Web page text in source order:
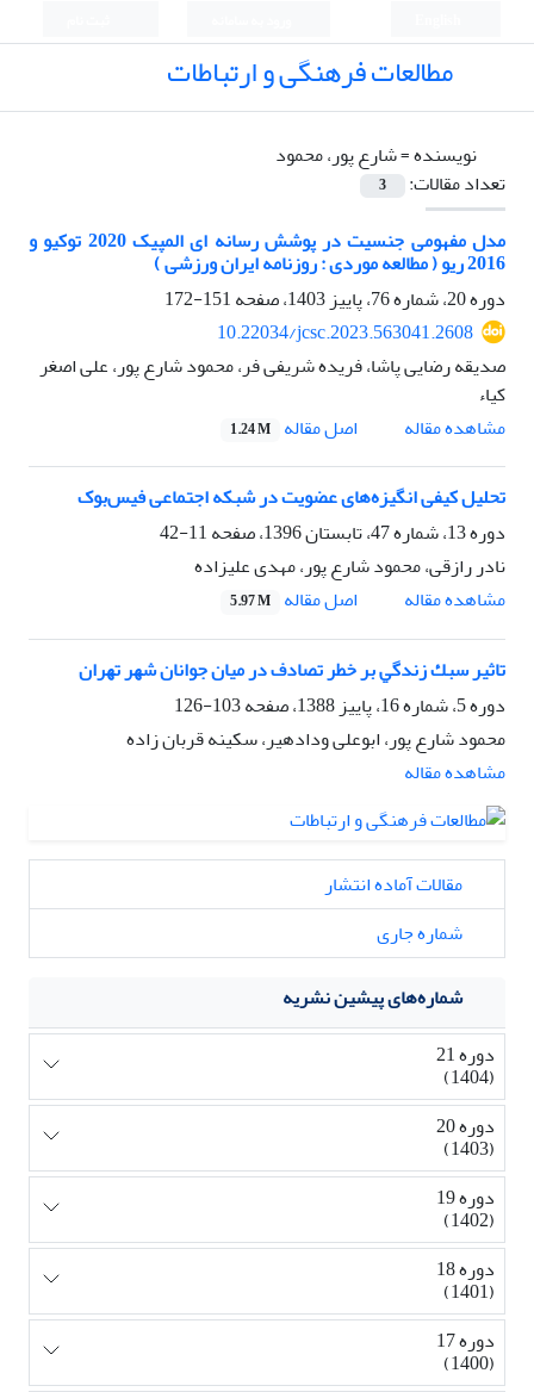
مطالعات فرهنگی و ارتباطات
نویسنده =شارع پور، محمود
تعداد مقالات:
3
مدل مفهومی جنسیت در پوشش رسانه ای المپیک 2020 توکیو و
2016 ریو ( مطالعه موردی : روزنامه ایران ورزشی )
دوره 20، شماره 76، پاییز 1403، صفحه
151-172
10.22034/jcsc.2023.563041.2608
صدیقه رضایی پاشا، فریده شریفی فر، محمود شارع پور، علی اصغر
کیاء
مشاهده مقاله
اصل مقاله 1.24 M
تحلیل کیفی انگیزه‌های عضویت در شبکه اجتماعی فیس‌بوک
دوره 13، شماره 47، تابستان 1396، صفحه
11-42
نادر رازقی، محمود شارع پور، مهدی علیزاده
مشاهده مقاله
اصل مقاله 5.97 M
تاثیر ﺳﺒﻚ زﻧﺪﮔﻲ ﺑﺮ ﺧﻄﺮ ﺗﺼﺎدف در میان جوانان ﺷﻬﺮ ﺗﻬﺮان
دوره 5، شماره 16، پاییز 1388، صفحه
103-126
محمود شارع پور، ابوعلی ودادهیر، سکینه قربان زاده
مشاهده مقاله
مقالات آماده انتشار
شماره جاری
شماره‌های پیشین نشریه
دوره 21
(1404)
دوره 20
(1403)
دوره 19
(1402)
دوره 18
(1401)
دوره 17
(1400)